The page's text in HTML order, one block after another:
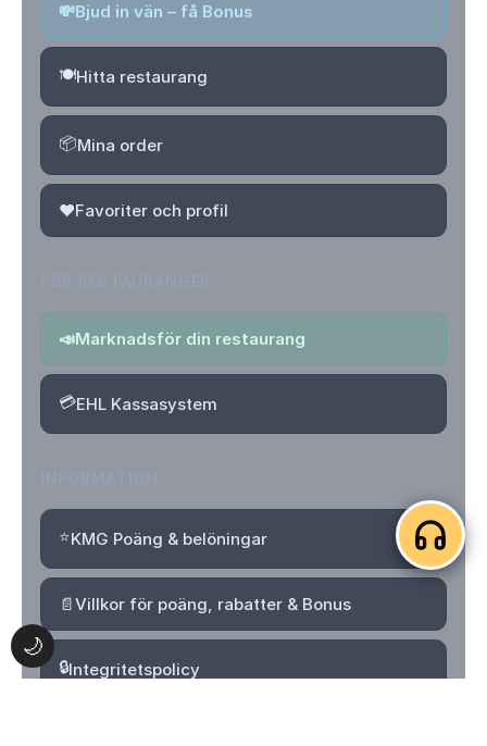
🌙
💸Bjud in vän – få Bonus
🍽️Hitta restaurang
📦Mina order
❤️Favoriter och profil
📣Marknadsför din restaurang
💳EHL Kassasystem
⭐KMG Poäng & belöningar
📄Villkor för poäng, rabatter & Bonus
🔒Integritetspolicy